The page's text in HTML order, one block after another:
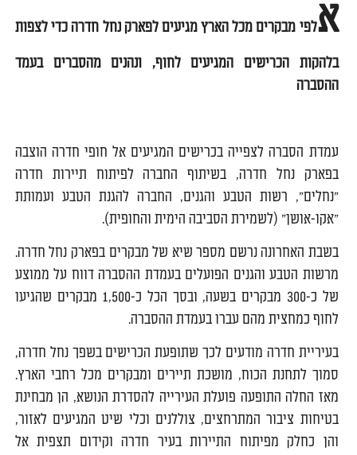
אלפי מבקרים מכל הארץ מגיעים לפארק נחל חדרה כדי לצפות
בלהקות הכרישים המגיעים לחוף, ונהנים מהסברים בעמד
ההסברה
עמדת הסברה לצפייה בכרישים המגיעים אל חופי חדרה הוצבה
בפארק נחל חדרה, בשיתוף החברה לפיתוח תיירות חדרה
"נחלים", רשות הטבע והגנים, החברה להגנת הטבע ועמותת
"אקו-אושן" (לשמירת הסביבה הימית והחופית).
בשבת האחרונה נרשם מספר שיא של מבקרים בפארק נחל חדרה.
מרשות הטבע והגנים הפועלים בעמדת ההסברה דווח על ממוצע
של כ-300 מבקרים בשעה, ובסך הכל כ-1,500 מבקרים שהגיעו
לחוף כמחצית מהם עברו בעמדת ההסברה.
בעיריית חדרה מודעים לכך שתופעת הכרישים בשפך נחל חדרה,
סמוך לתחנת הכוח, מושכת תיירים ומבקרים מכל רחבי הארץ.
מאז החלה התופעה פועלת העירייה להסדרת הנושא, הן מבחינת
בטיחות ציבור המתרחצים, צוללנים וכלי שיט המגיעים לאזור,
והן כחלק מפיתוח התיירות בעיר חדרה וקידום תצפית אל